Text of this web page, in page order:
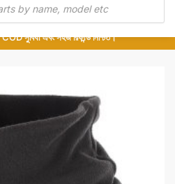
সংগ্রহ এবং শুধুমাত্র কুরিয়ার সার্ভিসে ডেলিভারি।
হলে Cash on Delivery দিন, না হলে ৫ মিনিটে ১৯৯
COD সুবিধা এবং সহজ রিফান্ড নিশ্চিত।